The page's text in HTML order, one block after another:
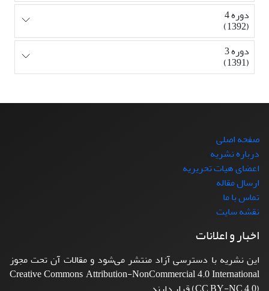
دوره 4
(1392)
دوره 3
(1391)
صفحه اصلی
درباره نشریه
اعضای هیات تحریریه
ارسال مقاله
تماس با ما
نقشه سایت
اخبار و اعلانات
این نشریه با دسترسی آزاد منتشر می‌شود و مقالات آن تحت مجوز
Creative Commons Attribution-NonCommercial 4.0 International